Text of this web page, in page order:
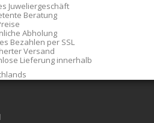
Juweliergeschäft
Beratung
Abholung
Bezahlen per SSL
Versand
Lieferung innerhalb